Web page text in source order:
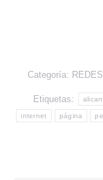
Categoría:
Etiquetas:
internet página